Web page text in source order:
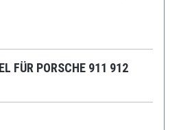
FÜR PORSCHE 911 912